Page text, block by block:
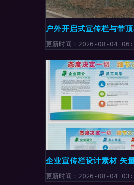
户外开启式宣传栏与带
更新时间：2026-08-04
企业宣传栏设计素材 矢
更新时间：2026-08-04